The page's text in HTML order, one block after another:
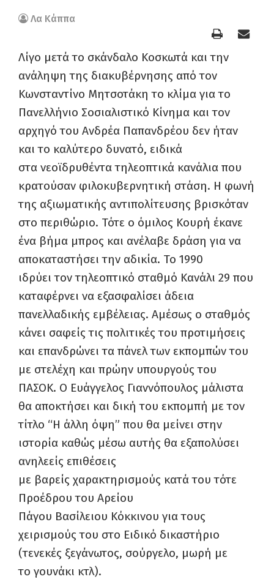
Λα Κάππα
Λίγο μετά το σκάνδαλο Κοσκωτά και την
ανάληψη της διακυβέρνησης από τον
Κωνσταντίνο Μητσοτάκη το κλίμα για το
Πανελλήνιο Σοσιαλιστικό Κίνημα και τον
αρχηγό του Ανδρέα Παπανδρέου δεν ήταν
και το καλύτερο δυνατό, ειδικά
στα νεοϊδρυθέντα τηλεοπτικά κανάλια που
κρατούσαν φιλοκυβερνητική στάση. Η φωνή
της αξιωματικής αντιπολίτευσης βρισκόταν
στο περιθώριο. Τότε ο όμιλος Κουρή έκανε
ένα βήμα μπρος και ανέλαβε δράση για να
αποκαταστήσει την αδικία. Το 1990
ιδρύει τον τηλεοπτικό σταθμό Κανάλι 29 που
καταφέρνει να εξασφαλίσει άδεια
πανελλαδικής εμβέλειας. Αμέσως ο σταθμός
κάνει σαφείς τις πολιτικές του προτιμήσεις
και επανδρώνει τα πάνελ των εκπομπών του
με στελέχη και πρώην υπουργούς του
ΠΑΣΟΚ. Ο Ευάγγελος Γιαννόπουλος μάλιστα
θα αποκτήσει και δική του εκπομπή με τον
τίτλο “Η άλλη όψη” που θα μείνει στην
ιστορία καθώς μέσω αυτής θα εξαπολύσει
ανηλεείς επιθέσεις
με βαρείς χαρακτηρισμούς κατά του τότε
Προέδρου του Αρείου
Πάγου Βασίλειου Κόκκινου για τους
χειρισμούς του στο Ειδικό δικαστήριο
(τενεκές ξεγάνωτος, σούργελο, μωρή με
το γουνάκι κτλ).